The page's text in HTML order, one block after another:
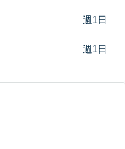
週1日
週1日